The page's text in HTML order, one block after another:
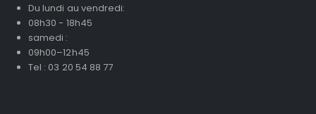
Du lundi au vendredi:
08h30 - 18h45
samedi :
09h00–12h45
Tel : 03 20 54 88 77